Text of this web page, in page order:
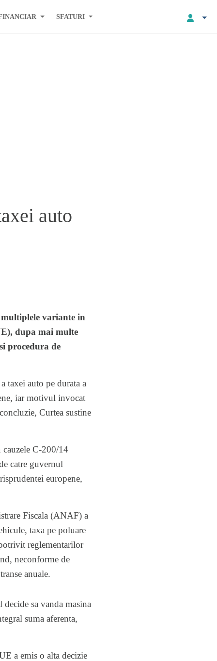
SFATURI
auto
variante in
dupa mai multe
procedura de
taxei auto pe durata a
iar motivul invocat
Curtea sustine
C-200/14
catre guvernul
europene,
Fiscala (ANAF) a
taxa pe poluare
reglementarilor
neconforme de
anuale.
sa vanda masina
suma aferenta,
a emis o alta decizie